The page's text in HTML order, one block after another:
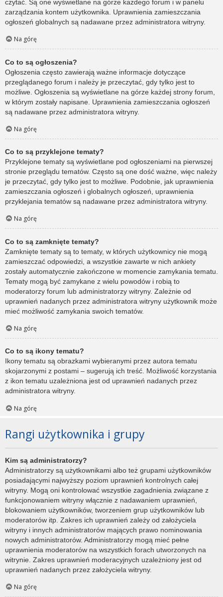
czytać. Są one wyświetlane na górze każdego forum i w panelu
zarządzania kontem użytkownika. Uprawnienia zamieszczania
ogłoszeń globalnych są nadawane przez administratora witryny.
Na górę
Co to są ogłoszenia?
Ogłoszenia często zawierają ważne informacje dotyczące
przeglądanego forum i należy je przeczytać, gdy tylko jest to
możliwe. Ogłoszenia są wyświetlane na górze każdej strony forum,
w którym zostały napisane. Uprawnienia zamieszczania ogłoszeń
są nadawane przez administratora witryny.
Na górę
Co to są przyklejone tematy?
Przyklejone tematy są wyświetlane pod ogłoszeniami na pierwszej
stronie przeglądu tematów. Często są one dość ważne, więc należy
je przeczytać, gdy tylko jest to możliwe. Podobnie, jak uprawnienia
zamieszczania ogłoszeń i globalnych ogłoszeń, uprawnienia
przyklejania tematów są nadawane przez administratora witryny.
Na górę
Co to są zamknięte tematy?
Zamknięte tematy są to tematy, w których użytkownicy nie mogą
zamieszczać odpowiedzi, a wszystkie zawarte w nich ankiety
zostały automatycznie zakończone w momencie zamykania tematu.
Tematy mogą być zamykane z wielu powodów i robią to
moderatorzy forum lub administratorzy witryny. Zależnie od
uprawnień nadanych przez administratora witryny użytkownik może
mieć możliwość zamykania swoich tematów.
Na górę
Co to są ikony tematu?
Ikony tematu są obrazkami wybieranymi przez autora tematu
skojarzonymi z postami – sugerują ich treść. Możliwość korzystania
z ikon tematu uzależniona jest od uprawnień nadanych przez
administratora witryny.
Na górę
Rangi użytkownika i grupy
Kim są administratorzy?
Administratorzy są użytkownikami albo też grupami użytkowników
posiadającymi najwyższy poziom uprawnień kontrolnych całej
witryny. Mogą oni kontrolować wszystkie zagadnienia związane z
funkcjonowaniem witryny włącznie z nadawaniem uprawnień,
blokowaniem użytkowników, tworzeniem grup użytkowników lub
moderatorów itp. Zakres ich uprawnień zależy od założyciela
witryny i innych administratorów mających prawo nominowania
nowych administratorów. Administratorzy mogą mieć pełne
uprawnienia moderatorów na wszystkich forach utworzonych na
witrynie. Zakres uprawnień moderacyjnych uzależniony jest od
uprawnień nadanych przez założyciela witryny.
Na górę